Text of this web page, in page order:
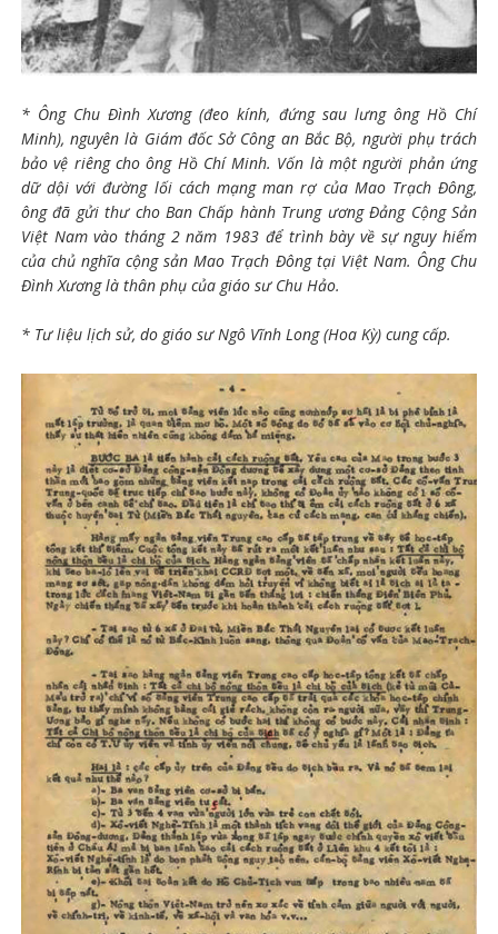
* Ông Chu Đình Xương (đeo kính, đứng sau lưng ông Hồ Chí
Minh), nguyên là Giám đốc Sở Công an Bắc Bộ, người phụ trách
bảo vệ riêng cho ông Hồ Chí Minh. Vốn là một người phản ứng
dữ dội với đường lối cách mạng man rợ của Mao Trạch Đông,
ông đã gửi thư cho Ban Chấp hành Trung ương Đảng Cộng Sản
Việt Nam vào tháng 2 năm 1983 để trình bày về sự nguy hiểm
của chủ nghĩa cộng sản Mao Trạch Đông tại Việt Nam. Ông Chu
Đình Xương là thân phụ của giáo sư Chu Hảo.
* Tư liệu lịch sử, do giáo sư Ngô Vĩnh Long (Hoa Kỳ) cung cấp.